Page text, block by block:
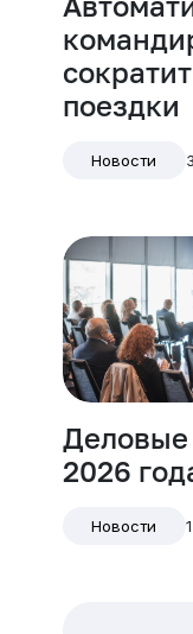
поездки
Новости
Деловые
2026
Новости